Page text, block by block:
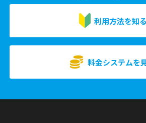
利用方法を知る
料金システムを